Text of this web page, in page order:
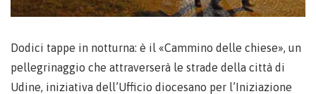
Dodici tappe in notturna: è il «Cammino delle chiese», un
pellegrinaggio che attraverserà le strade della città di
Udine, iniziativa dell’Ufficio diocesano per l’Iniziazione